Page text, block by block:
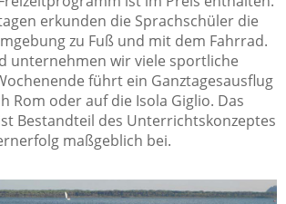
erkunden die Sprachschüler die
zu Fuß und mit dem Fahrrad.
unternehmen wir viele sportliche
führt ein Ganztagesausflug
Rom oder auf die Isola Giglio. Das
Bestandteil des Unterrichtskonzeptes
maßgeblich bei.